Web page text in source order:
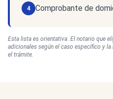
4 Comprobante de
Esta lista es orientativa. El notario que
adicionales según el caso específico y
el trámite.